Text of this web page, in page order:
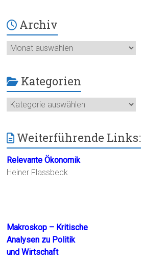
Archiv
Archiv
Kategorien
Kategorien
Weiterführende Links:
Relevante Ökonomik
Heiner Flassbeck
Makroskop – Kritische
Analysen zu Politik
und Wirtschaft